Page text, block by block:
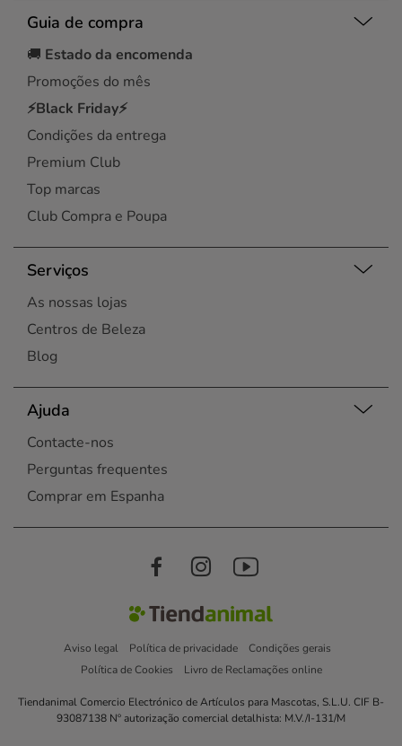
Guia de compra
🚚 Estado da encomenda
Promoções do mês
⚡Black Friday⚡
Condições da entrega
Premium Club
Top marcas
Club Compra e Poupa
Serviços
As nossas lojas
Centros de Beleza
Blog
Ajuda
Contacte-nos
Perguntas frequentes
Comprar em Espanha
Aviso legal Política de privacidade
Condições gerais
Política de Cookies
Livro de Reclamações online
Tiendanimal Comercio Electrónico de Artículos para Mascotas, S.L.U. CIF B-
93087138 Nº autorização comercial detalhista: M.V./I-131/M